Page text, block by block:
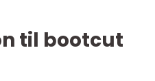
til bootcut